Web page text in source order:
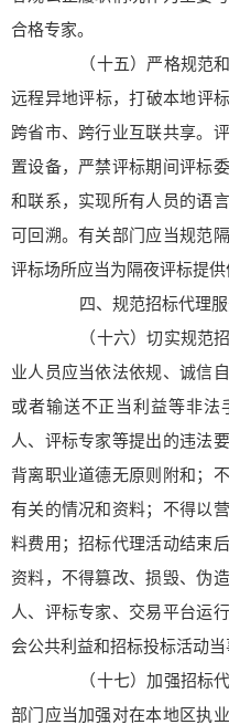
合格专家。
（十五）严格规范和
远程异地评标，打破本地评
跨省市、跨行业互联共享。
置设备，严禁评标期间评标
和联系，实现所有人员的语
可回溯。有关部门应当规范
评标场所应当为隔夜评标提
四、规范招标代理服
（十六）切实规范招
业人员应当依法依规、诚信
或者输送不正当利益等非法
人、评标专家等提出的违法
背离职业道德无原则附和；
有关的情况和资料；不得以
料费用；招标代理活动结束
资料，不得篡改、损毁、伪
人、评标专家、交易平台运
会公共利益和招标投标活动当
（十七）加强招标代
部门应当加强对在本地区执